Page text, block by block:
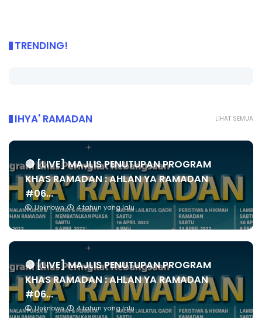
TRENDING!
LIHAT SEMUA
IHYA' RAMADAN
🔴 [LIVE] MAJLIS PENUTUPAN PROGRAM
KHAS RAMADAN : AHLAN YA RAMADAN
#06...
Unknown 4 tahun yang lalu
🔴 [LIVE] MAJLIS PENUTUPAN PROGRAM
KHAS RAMADAN : AHLAN YA RAMADAN
#06...
Unknown 4 tahun yang lalu